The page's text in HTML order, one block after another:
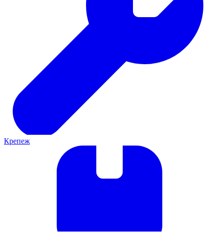
Крепеж